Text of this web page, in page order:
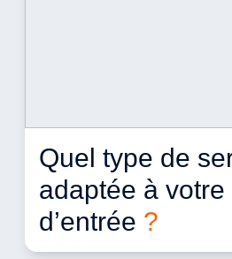
Quel type de
adaptée à votre
d’entrée ?